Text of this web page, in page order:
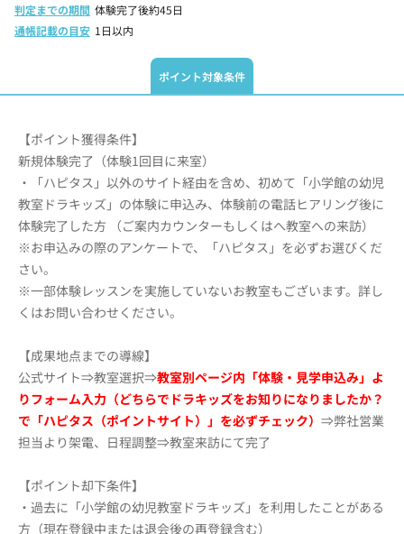
判定までの期間 体験完了後約45日
通帳記載の目安 1日以内
ポイント対象条件
【ポイント獲得条件】
新規体験完了（体験1回目に来室）
・「ハピタス」以外のサイト経由を含め、初めて「小学館の幼児
教室ドラキッズ」の体験に申込み、体験前の電話ヒアリング後に
体験完了した方 （ご案内カウンターもしくはへ教室への来訪）
※お申込みの際のアンケートで、「ハピタス」を必ずお選びくだ
さい。
※一部体験レッスンを実施していないお教室もございます。詳し
くはお問い合わせください。
【成果地点までの導線】
公式サイト⇒教室選択⇒教室別ページ内「体験・見学申込み」よ
りフォーム入力（どちらでドラキッズをお知りになりましたか？
で「ハピタス（ポイントサイト）」を必ずチェック） ⇒弊社営業
担当より架電、日程調整⇒教室来訪にて完了
【ポイント却下条件】
・過去に「小学館の幼児教室ドラキッズ」を利用したことがある
方（現在登録中または退会後の再登録含む）